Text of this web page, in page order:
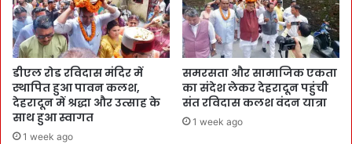
डीएल रोड रविदास मंदिर में
स्थापित हुआ पावन कलश,
देहरादून में श्रद्धा और उत्साह के
साथ हुआ स्वागत
1 week ago
समरसता और सामाजिक एकता
का संदेश लेकर देहरादून पहुंची
संत रविदास कलश वंदन यात्रा
1 week ago